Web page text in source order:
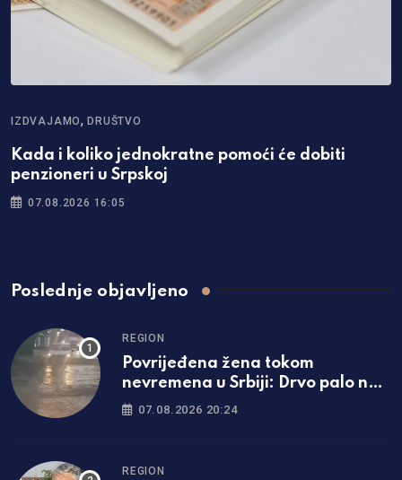
IZDVAJAMO,DRUŠTVO
Kada i koliko jednokratne pomoći će dobiti
penzioneri u Srpskoj
07.08.2026 16:05
Poslednje objavljeno
REGION
Povrijeđena žena tokom
nevremena u Srbiji: Drvo palo na
nju, hitno prevezena u bolnicu
07.08.2026 20:24
REGION